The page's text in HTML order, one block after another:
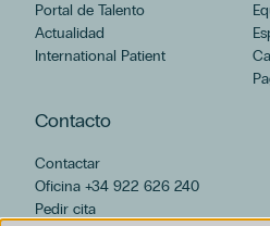
Portal de Talento
Actualidad
International Patient
Contacto
Contactar
Oficina +34 922 626 240
Pedir cita